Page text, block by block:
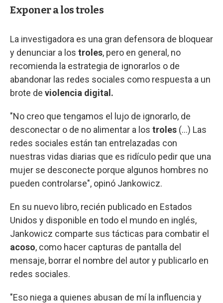
Exponer a los troles
La investigadora es una gran defensora de bloquear
y denunciar a los troles, pero en general, no
recomienda la estrategia de ignorarlos o de
abandonar las redes sociales como respuesta a un
brote de violencia digital.
"No creo que tengamos el lujo de ignorarlo, de
desconectar o de no alimentar a los troles (...) Las
redes sociales están tan entrelazadas con
nuestras vidas diarias que es ridículo pedir que una
mujer se desconecte porque algunos hombres no
pueden controlarse", opinó Jankowicz.
En su nuevo libro, recién publicado en Estados
Unidos y disponible en todo el mundo en inglés,
Jankowicz comparte sus tácticas para combatir el
acoso, como hacer capturas de pantalla del
mensaje, borrar el nombre del autor y publicarlo en
redes sociales.
"Eso niega a quienes abusan de mí la influencia y